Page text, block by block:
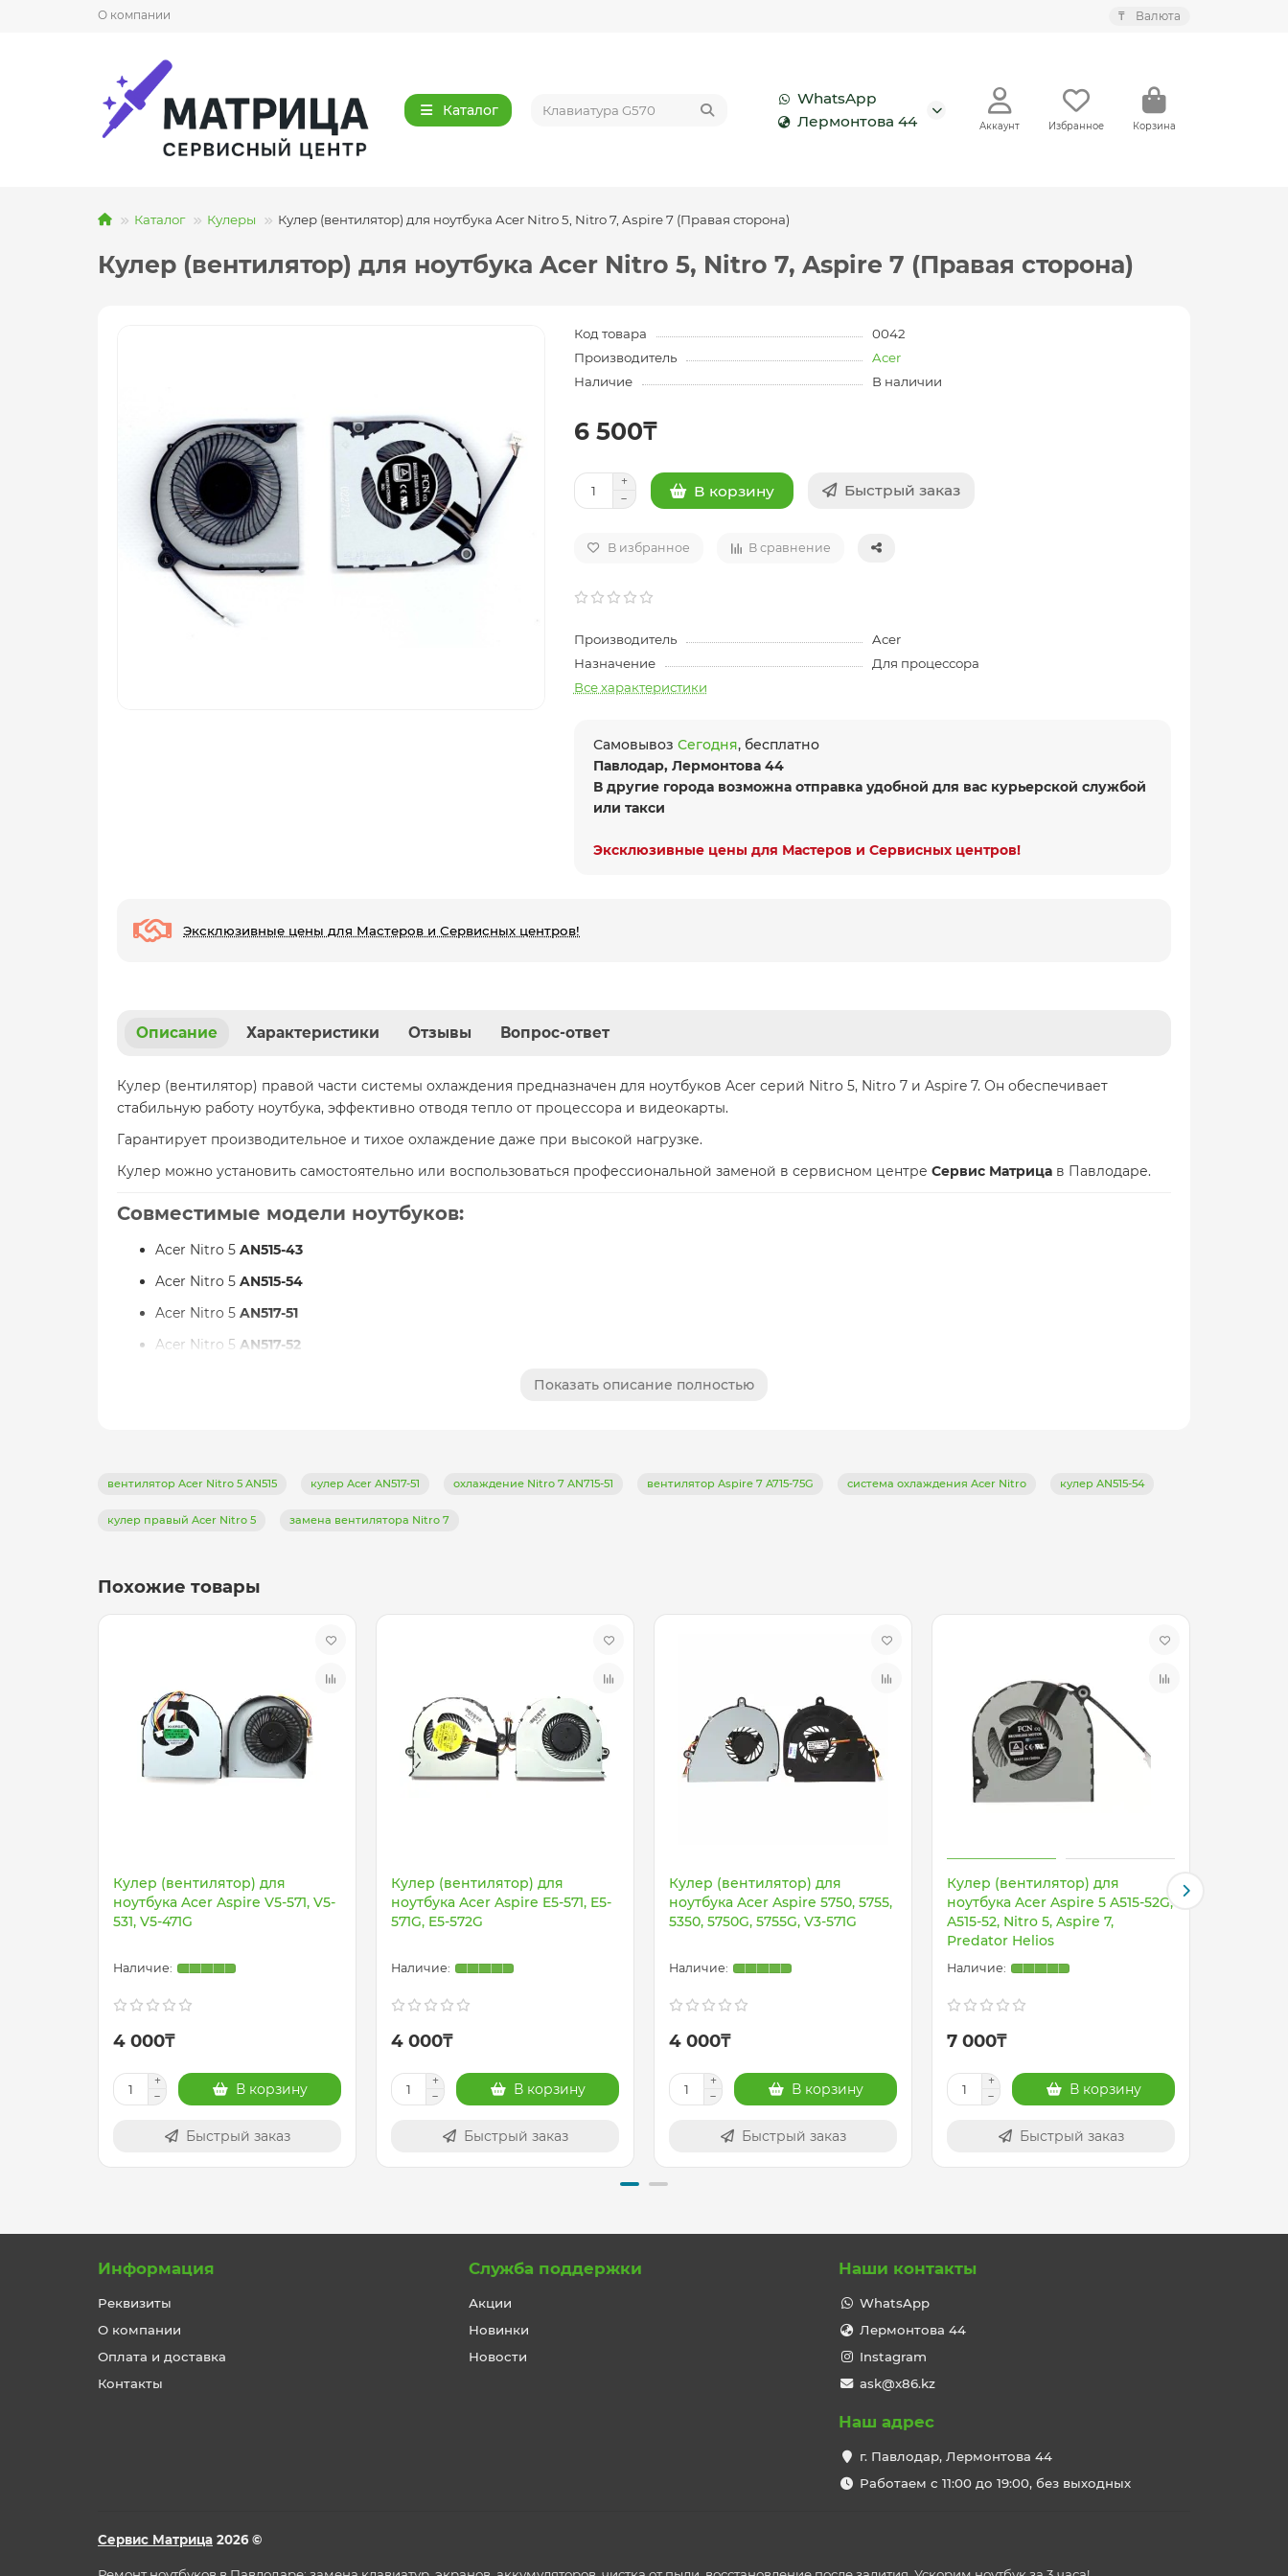
О компании ₸ Валюта
Каталог
WhatsApp
Лермонтова 44
Аккаунт Избранное Корзина
Каталог Кулеры Кулер (вентилятор) для ноутбука Acer Nitro 5, Nitro 7, Aspire 7 (Правая сторона)
Кулер (вентилятор) для ноутбука Acer Nitro 5, Nitro 7, Aspire 7 (Правая сторона)
Код товара
0042
Производитель
Acer
Наличие
В наличии
6 500₸
В корзину Быстрый заказ
В избранное В сравнение
Производитель
Acer
Назначение
Для процессора
Все характеристики
Самовывоз Сегодня, бесплатно
Павлодар, Лермонтова 44
В другие города возможна отправка удобной для вас курьерской службой
или такси
Эксклюзивные цены для Мастеров и Сервисных центров!
Эксклюзивные цены для Мастеров и Сервисных центров!
Описание Характеристики Отзывы Вопрос-ответ
Кулер (вентилятор) правой части системы охлаждения предназначен для ноутбуков Acer серий Nitro 5, Nitro 7 и Aspire 7. Он обеспечивает
стабильную работу ноутбука, эффективно отводя тепло от процессора и видеокарты.
Гарантирует производительное и тихое охлаждение даже при высокой нагрузке.
Кулер можно установить самостоятельно или воспользоваться профессиональной заменой в сервисном центре Сервис Матрица в Павлодаре.
Совместимые модели ноутбуков:
Acer Nitro 5 AN515-43
Acer Nitro 5 AN515-54
Acer Nitro 5 AN517-51
Acer Nitro 5 AN517-52
Показать описание полностью
вентилятор Acer Nitro 5 AN515 кулер Acer AN517-51 охлаждение Nitro 7 AN715-51 вентилятор Aspire 7 A715-75G система охлаждения Acer Nitro кулер AN515-54
кулер правый Acer Nitro 5 замена вентилятора Nitro 7
Похожие товары
Кулер (вентилятор) для
ноутбука Acer Aspire V5-571, V5-
531, V5-471G
4 000₸
В корзину
Быстрый заказ
Кулер (вентилятор) для
ноутбука Acer Aspire E5-571, E5-
571G, E5-572G
4 000₸
В корзину
Быстрый заказ
Кулер (вентилятор) для
ноутбука Acer Aspire 5750, 5755,
5350, 5750G, 5755G, V3-571G
4 000₸
В корзину
Быстрый заказ
Кулер (вентилятор) для
ноутбука Acer Aspire 5 A515-52G,
A515-52, Nitro 5, Aspire 7,
Predator Helios
7 000₸
В корзину
Быстрый заказ
Информация
Реквизиты
О компании
Оплата и доставка
Контакты
Служба поддержки
Акции
Новинки
Новости
Наши контакты
WhatsApp
Лермонтова 44
Instagram
ask@x86.kz
Наш адрес
г. Павлодар, Лермонтова 44
Работаем с 11:00 до 19:00, без выходных
Сервис Матрица 2026 ©